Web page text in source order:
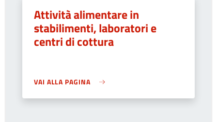
Attività alimentare in
stabilimenti, laboratori e
centri di cottura
VAI ALLA PAGINA